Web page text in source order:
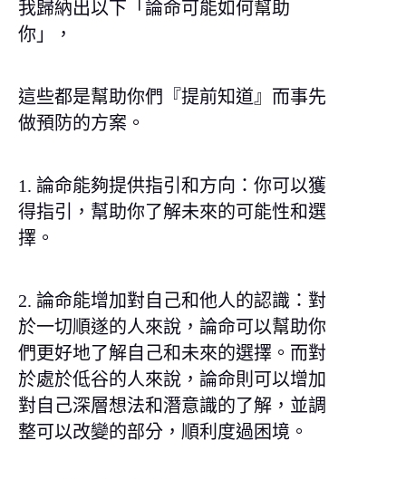
我歸納出以下「論命可能如何幫助
你」，
這些都是幫助你們『提前知道』而事先
做預防的方案。
1. 論命能夠提供指引和方向：你可以獲
得指引，幫助你了解未來的可能性和選
擇。
2. 論命能增加對自己和他人的認識：對
於一切順遂的人來說，論命可以幫助你
們更好地了解自己和未來的選擇。而對
於處於低谷的人來說，論命則可以增加
對自己深層想法和潛意識的了解，並調
整可以改變的部分，順利度過困境。